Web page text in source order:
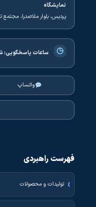
نمایشگاه
پردیس، بلوار ملاصدرا، مجتمع
◷ ساعات پاسخگویی:
واتساپ
فهرست راهبردی
تولیدات و محصولات